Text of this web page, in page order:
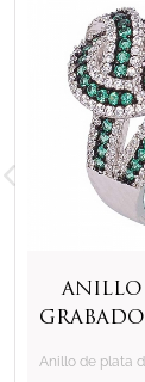
anillo
cz